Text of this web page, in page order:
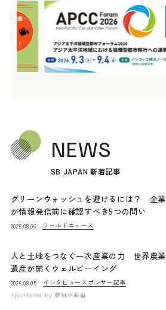
NEWS
SB JAPAN 新着記事
グリーンウォッシュを避けるには？ 企業
が情報発信前に確認すべき5つの問い
2026.08.06 ワールドニュース
人と土地をつなぐ一次産業の力 世界農業
遺産が開くウェルビーイング
2026.08.05 インタビュー スポンサー記事
Sponsored by 農林水産省